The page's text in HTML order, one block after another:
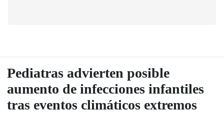
Pediatras advierten posible
aumento de infecciones infantiles
tras eventos climáticos extremos